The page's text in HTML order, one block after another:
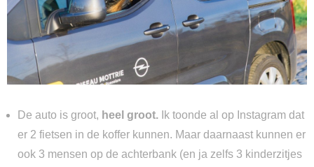
De auto is groot, heel groot. Ik toonde al op Instagram dat
er 2 fietsen in de koffer kunnen. Maar daarnaast kunnen er
ook 3 mensen op de achterbank (en ja zelfs 3 kinderzitjes